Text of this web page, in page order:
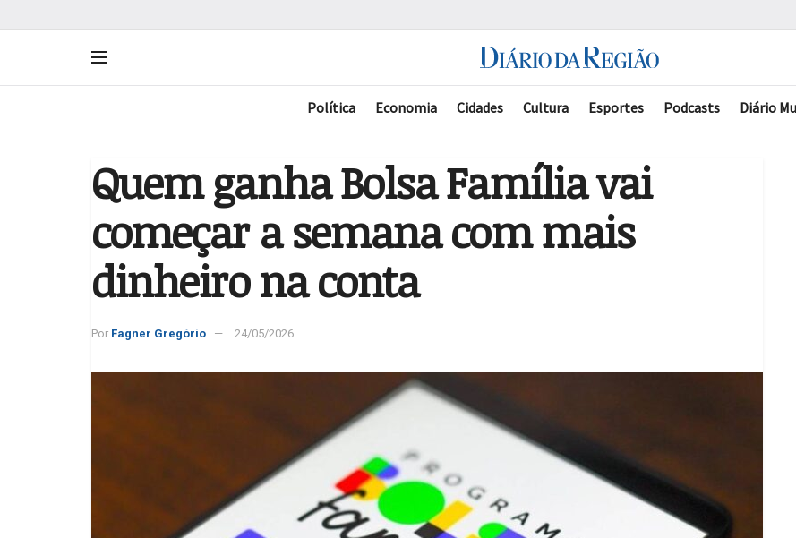
Política Economia Cidades Cultura Esportes Podcasts Diário
Quem ganha Bolsa Família vai
começar a semana com mais
dinheiro na conta
Por Fagner Gregório 24/05/2026